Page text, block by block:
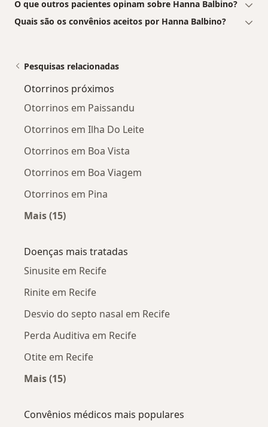
O que outros pacientes opinam sobre Hanna Balbino?
Quais são os convênios aceitos por Hanna Balbino?
Pesquisas relacionadas
Otorrinos próximos
Otorrinos em Paissandu
Otorrinos em Ilha Do Leite
Otorrinos em Boa Vista
Otorrinos em Boa Viagem
Otorrinos em Pina
Mais (15)
Doenças mais tratadas
Sinusite em Recife
Rinite em Recife
Desvio do septo nasal em Recife
Perda Auditiva em Recife
Otite em Recife
Mais (15)
Convênios médicos mais populares